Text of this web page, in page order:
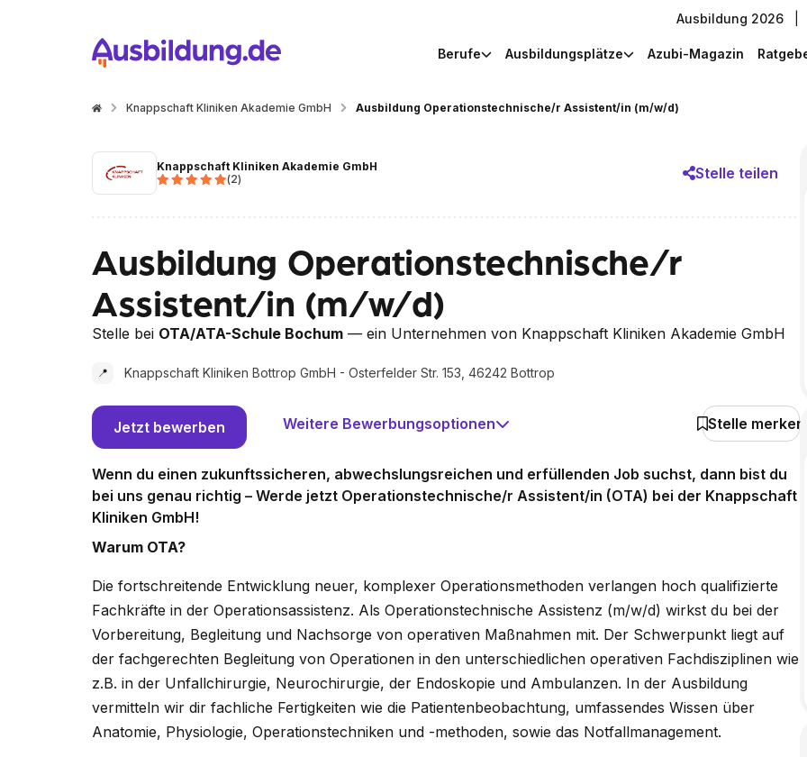
Ausbildung 2026
Berufe Ausbildungsplätze Azubi-Magazin
Knappschaft Kliniken Akademie GmbH Ausbildung Operationstechnische/r Assistent/in (m/w/d)
Knappschaft Kliniken Akademie GmbH
(2) Stelle teilen
Ausbildung Operationstechnische/r
Assistent/in (m/w/d)
Stelle bei OTA/ATA-Schule Bochum — ein Unternehmen von Knappschaft Kliniken Akademie GmbH
📍 Knappschaft Kliniken Bottrop GmbH - Osterfelder Str. 153, 46242 Bottrop
Jetzt bewerben Weitere Bewerbungsoptionen Stelle merken
Wenn du einen zukunftssicheren, abwechslungsreichen und erfüllenden Job suchst, dann bist du
bei uns genau richtig – Werde jetzt Operationstechnische/r Assistent/in (OTA) bei der Knappschaft
Kliniken GmbH!
Warum OTA?
Die fortschreitende Entwicklung neuer, komplexer Operationsmethoden verlangen hoch qualifizierte
Fachkräfte in der Operationsassistenz. Als Operationstechnische Assistenz (m/w/d) wirkst du bei der
Vorbereitung, Begleitung und Nachsorge von operativen Maßnahmen mit. Der Schwerpunkt liegt auf
der fachgerechten Begleitung von Operationen in den unterschiedlichen operativen Fachdisziplinen wie
z.B. in der Unfallchirurgie, Neurochirurgie, der Endoskopie und Ambulanzen. In der Ausbildung
vermitteln wir dir fachliche Fertigkeiten wie die Patientenbeobachtung, umfassendes Wissen über
Anatomie, Physiologie, Operationstechniken und -methoden, sowie das Notfallmanagement.